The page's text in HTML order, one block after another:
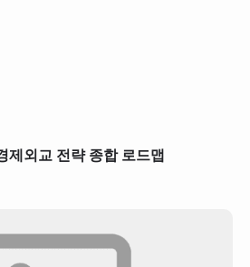
제외교 전략 종합 로드맵